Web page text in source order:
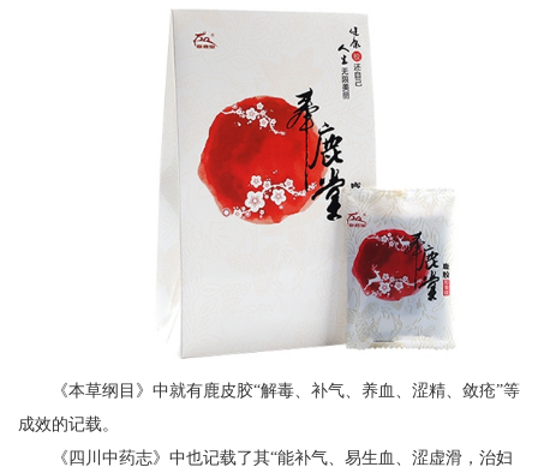
《本草纲目》中就有鹿皮胶“解毒、补气、养血、涩精、敛疮”等
成效的记载。
《四川中药志》中也记载了其“能补气、易生血、涩虚滑，治妇